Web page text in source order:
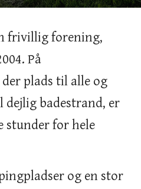
frivillig forening,
På
plads til alle og
badestrand, er
stunder for hele
og en stor